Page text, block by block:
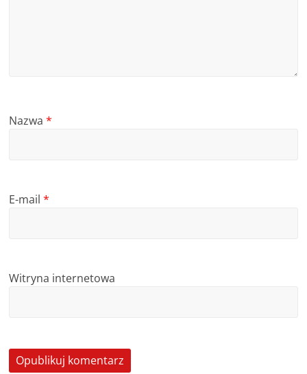
Nazwa*
E-mail*
Witryna internetowa